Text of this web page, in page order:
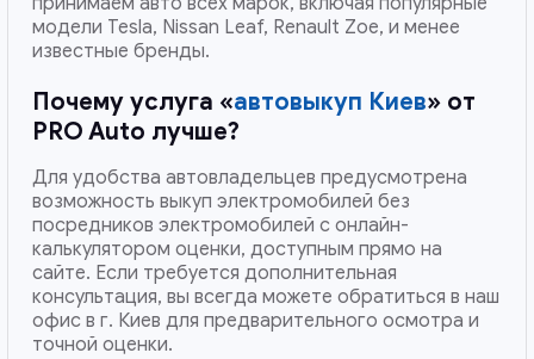
модели Tesla, Nissan Leaf, Renault Zoe, и менее
известные бренды.
Почему услуга «автовыкуп Киев» от
PRO Auto лучше?
Для удобства автовладельцев предусмотрена
возможность выкуп электромобилей без
посредников электромобилей с онлайн-
калькулятором оценки, доступным прямо на
сайте. Если требуется дополнительная
консультация, вы всегда можете обратиться в наш
офис в г. Киев для предварительного осмотра и
точной оценки.